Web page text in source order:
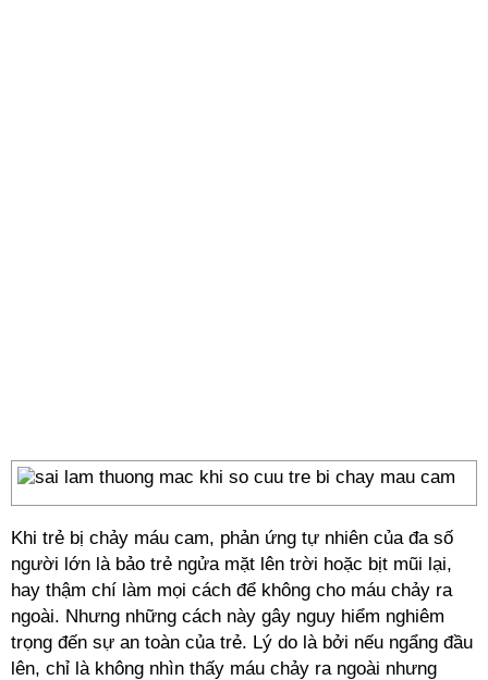
Khi trẻ bị chảy máu cam, phản ứng tự nhiên của đa số
người lớn là bảo trẻ ngửa mặt lên trời hoặc bịt mũi lại,
hay thậm chí làm mọi cách để không cho máu chảy ra
ngoài. Nhưng những cách này gây nguy hiểm nghiêm
trọng đến sự an toàn của trẻ. Lý do là bởi nếu ngẩng đầu
lên, chỉ là không nhìn thấy máu chảy ra ngoài nhưng